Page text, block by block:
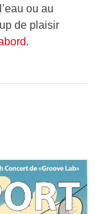
ou au
de plaisir
.